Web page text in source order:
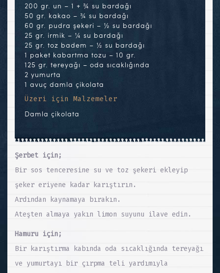
200 gr. un – 1 + ¾ su bardağı
50 gr. kakao – ¾ su bardağı
60 gr. pudra şekeri – ½ su bardağı
25 gr. irmik – ¼ su bardağı
25 gr. toz badem – ½ su bardağı
1 paket kabartma tozu – 10 gr.
125 gr. tereyağı – oda sıcaklığında
2 yumurta
1 avuç damla çikolata
Üzeri için Malzemeler
Damla çikolata
Şerbet için;
Bir sos tenceresine su ve toz şekeri ekleyip
şeker eriyene kadar karıştırın.
Ardından kaynamaya bırakın.
Ateşten almaya yakın limon suyunu ilave edin.
Hamuru için;
Bir karıştırma kabında oda sıcaklığında tereyağı
ve yumurtayı bir çırpma teli yardımıyla